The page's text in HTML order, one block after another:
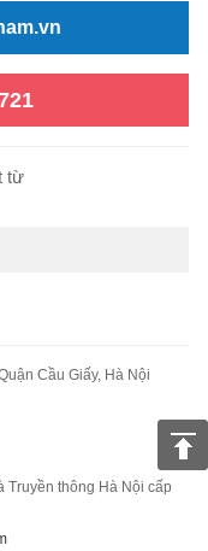
từ
Cầu Giấy, Hà Nội
Truyền thông Hà Nội cấp